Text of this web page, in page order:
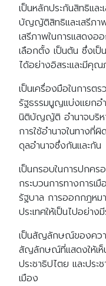
เป็นหลักประกันสิทธิแล
บัญญัติสิทธิและเสรีภา
เสรีภาพในการแสดงอ
เลือกตั้ง เป็นต้น ซึ่งเป็
ได้อย่างอิสระและมีคุ
เป็นเครื่องมือในการต
รัฐธรรมนูญแบ่งแยกอ
นิติบัญญัติ อำนาจบริห
การใช้อำนาจในทางที่
ดุลอำนาจซึ่งกันและกัน
เป็นกรอบในการปกคร
กระบวนการทางการเ
รัฐบาล การออกกฎหม
ประเทศให้เป็นไปอย่าง
เป็นสัญลักษณ์ของควา
สัญลักษณ์ที่แสดงให้เห็
ประชาธิปไตย และประ
เมือง